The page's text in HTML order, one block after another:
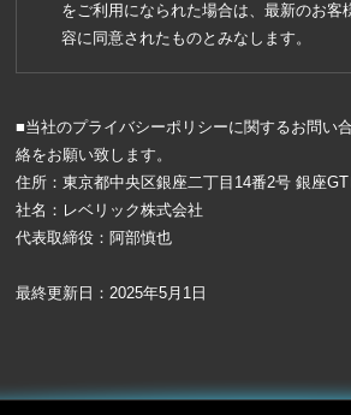
をご利用になられた場合は、最新のお客
容に同意されたものとみなします。
■当社のプライバシーポリシーに関するお問い
絡をお願い致します。
住所：東京都中央区銀座二丁目14番2号 銀座
社名：レベリック株式会社
代表取締役：阿部慎也
最終更新日：2025年5月1日